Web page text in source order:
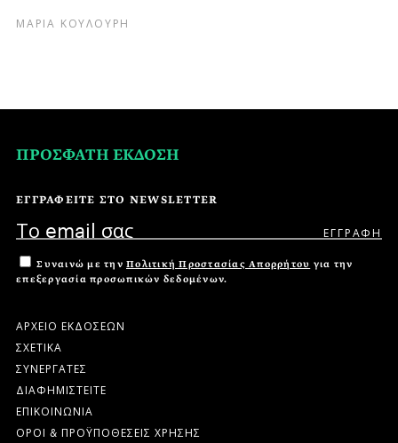
ΜΑΡΙΑ ΚΟΥΛΟΥΡΗ
ΠΡΟΣΦΑΤΗ ΕΚΔΟΣΗ
ΕΓΓΡΑΦΕΙΤΕ ΣΤΟ NEWSLETTER
Συναινώ με την Πολιτική Προστασίας Απορρήτου για την
επεξεργασία προσωπικών δεδομένων.
ΑΡΧΕΙΟ ΕΚΔΟΣΕΩΝ
ΣΧΕΤΙΚΑ
ΣΥΝΕΡΓΑΤΕΣ
ΔΙΑΦΗΜΙΣΤΕΙΤΕ
ΕΠΙΚΟΙΝΩΝΙΑ
ΟΡΟΙ & ΠΡΟΫΠΟΘΕΣΕΙΣ ΧΡΗΣΗΣ